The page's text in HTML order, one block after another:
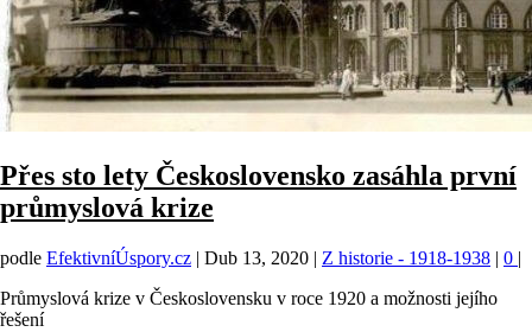
Přes sto lety Československo zasáhla první
průmyslová krize
podle EfektivníÚspory.cz | Dub 13, 2020 | Z historie - 1918-1938 | 0 |
Průmyslová krize v Československu v roce 1920 a možnosti jejího
řešení